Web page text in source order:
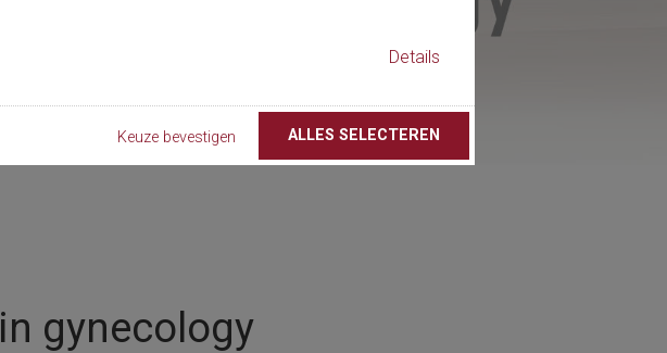
Details
Keuze bevestigen ALLES SELECTEREN
gynecology